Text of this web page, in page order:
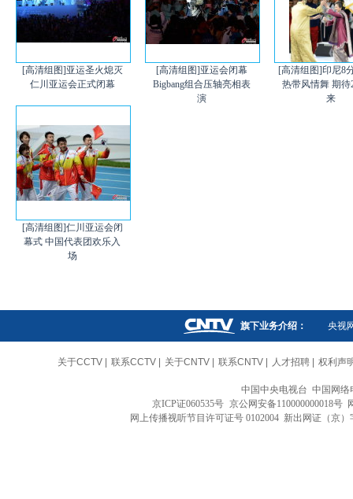
[高清组图]亚运圣火熄灭
仁川亚运会正式闭幕
[高清组图]亚运会闭幕
Bigbang组合压轴亮相表
演
[高清组图]印尼8
热带风情舞 期待
来
[高清组图]仁川亚运会闭
幕式 中国代表团欢乐入
场
旗下业务介绍： 央视
关于CCTV 联系CCTV 关于CNTV 联系CNTV 人才招聘 权利声
中国中央电视台 中国网
京ICP证060535号 京公网安备110000000018号
网上传播视听节目许可证号 0102004 新出网证（京